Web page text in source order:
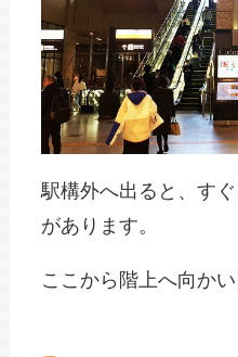
駅構外へ出ると、す
があります。
ここから階上へ向かい